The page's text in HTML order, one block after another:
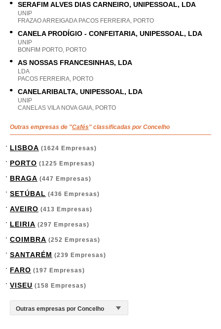
SERAFIM ALVES DIAS CARNEIRO, UNIPESSOAL, LDA
UNIP
FRAZAO ARREIGADA PACOS FERREIRA, PORTO
CANELA PRODÍGIO - CONFEITARIA, UNIPESSOAL, LDA
UNIP
BONFIM PORTO, PORTO
AS NOSSAS FRANCESINHAS, LDA
LDA
PACOS FERREIRA, PORTO
CANELARIBALTA, UNIPESSOAL, LDA
UNIP
CANELAS VILA NOVA GAIA, PORTO
Outras empresas de "Cafés" classificadas por Concelho
LISBOA (1624 Empresas)
PORTO (1225 Empresas)
BRAGA (447 Empresas)
SETÚBAL (436 Empresas)
AVEIRO (413 Empresas)
LEIRIA (297 Empresas)
COIMBRA (252 Empresas)
SANTARÉM (239 Empresas)
FARO (197 Empresas)
VISEU (158 Empresas)